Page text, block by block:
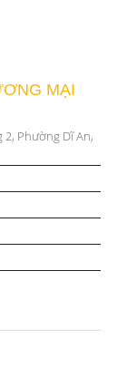
MẠI
Phường Dĩ An,